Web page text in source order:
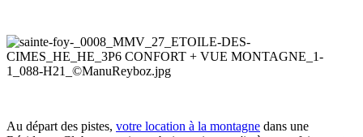
Au départ des pistes, votre location à la montagne dans une